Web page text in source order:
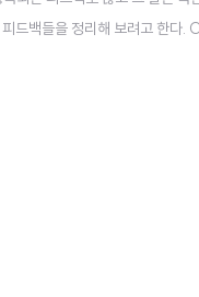
피드백들을 정리해 보려고